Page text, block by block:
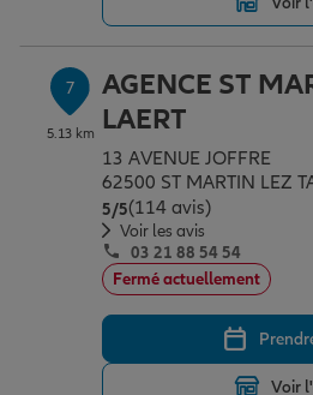
7
5.13 km
AGENCE ST
LAERT
13 AVENUE JOFFRE
62500 ST MARTIN LEZ
5/5Note de 5 sur 5
(114 avis)
Voir les avis
03 21 88 54 54
Fermé actuellement
Voir